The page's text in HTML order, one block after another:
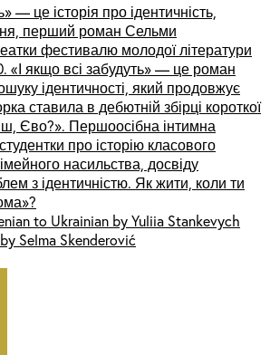
— це історія про ідентичність,
перший роман Сельми
фестивалю молодої літератури
«І якщо всі забудуть» — це роман
ідентичності, який продовжує
ставила в дебютній збірці короткої
Єво?». Першоосібна інтимна
про історію класового
насильства, досвіду
з ідентичністю. Як жити, коли ти
to Ukrainian by Yuliia Stankevych
Selma Skenderović